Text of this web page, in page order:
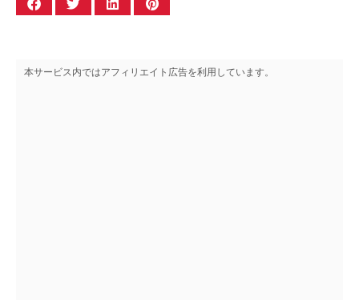
本サービス内ではアフィリエイト広告を利用しています。